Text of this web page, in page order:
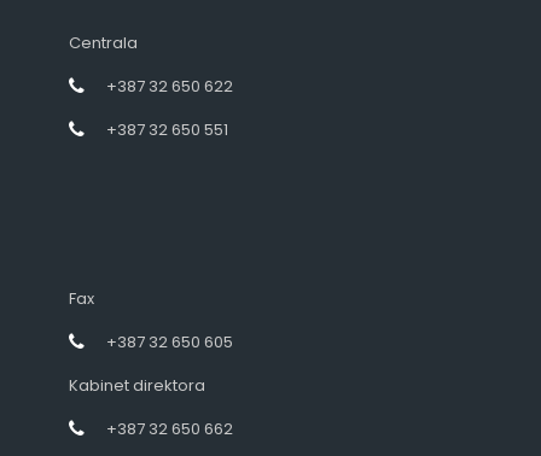
Centrala
+387 32 650 622
+387 32 650 551
Fax
+387 32 650 605
Kabinet direktora
+387 32 650 662